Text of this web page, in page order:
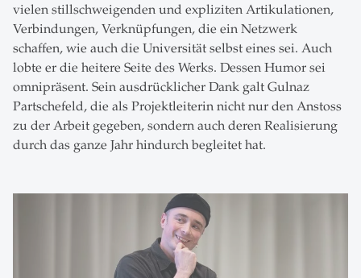
vielen stillschweigenden und expliziten Artikulationen,
Verbindungen, Verknüpfungen, die ein Netzwerk
schaffen, wie auch die Universität selbst eines sei. Auch
lobte er die heitere Seite des Werks. Dessen Humor sei
omnipräsent. Sein ausdrücklicher Dank galt Gulnaz
Partschefeld, die als Projektleiterin nicht nur den Anstoss
zu der Arbeit gegeben, sondern auch deren Realisierung
durch das ganze Jahr hindurch begleitet hat.